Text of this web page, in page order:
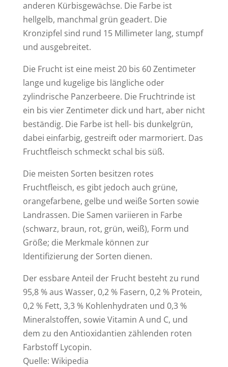
anderen Kürbisgewächse. Die Farbe ist
hellgelb, manchmal grün geadert. Die
Kronzipfel sind rund 15 Millimeter lang, stumpf
und ausgebreitet.
Die Frucht ist eine meist 20 bis 60 Zentimeter
lange und kugelige bis längliche oder
zylindrische Panzerbeere. Die Fruchtrinde ist
ein bis vier Zentimeter dick und hart, aber nicht
beständig. Die Farbe ist hell- bis dunkelgrün,
dabei einfarbig, gestreift oder marmoriert. Das
Fruchtfleisch schmeckt schal bis süß.
Die meisten Sorten besitzen rotes
Fruchtfleisch, es gibt jedoch auch grüne,
orangefarbene, gelbe und weiße Sorten sowie
Landrassen. Die Samen variieren in Farbe
(schwarz, braun, rot, grün, weiß), Form und
Größe; die Merkmale können zur
Identifizierung der Sorten dienen.
Der essbare Anteil der Frucht besteht zu rund
95,8 % aus Wasser, 0,2 % Fasern, 0,2 % Protein,
0,2 % Fett, 3,3 % Kohlenhydraten und 0,3 %
Mineralstoffen, sowie Vitamin A und C, und
dem zu den Antioxidantien zählenden roten
Farbstoff Lycopin.
Quelle: Wikipedia